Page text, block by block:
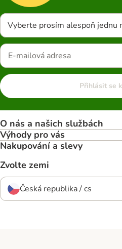
Vyberte prosím alespoň jednu
Přihlásit se
O nás a našich službách
Výhody pro vás
Nakupování a slevy
Zvolte zemi
Česká republika / cs